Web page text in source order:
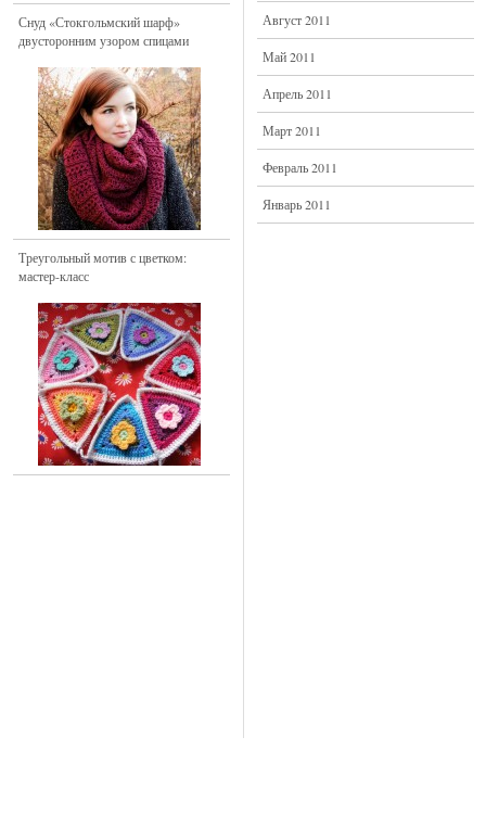
Снуд «Стокгольмский шарф»
двусторонним узором спицами
Треугольный мотив с цветком:
мастер-класс
Август 2011
Май 2011
Апрель 2011
Март 2011
Февраль 2011
Январь 2011